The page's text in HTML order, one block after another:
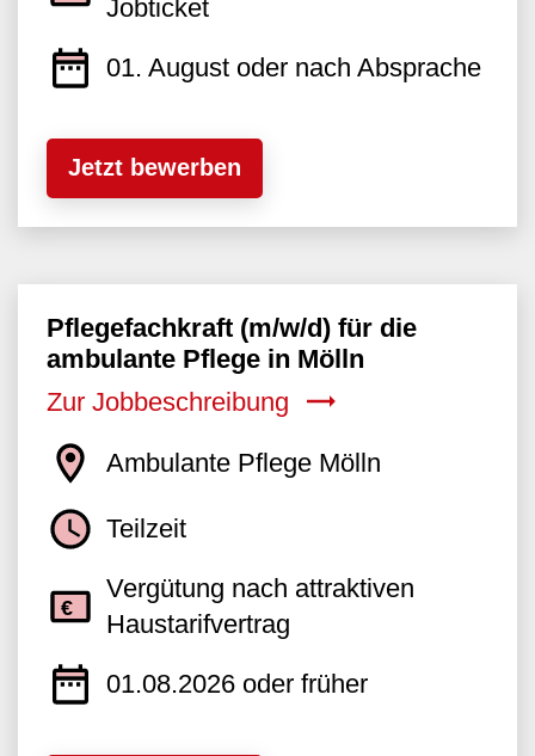
Jobticket
01. August oder nach Absprache
Jetzt bewerben
Pflegefachkraft (m/w/d) für die
ambulante Pflege in Mölln
Zur Jobbeschreibung
Ambulante Pflege Mölln
Teilzeit
Vergütung nach attraktiven
Haustarifvertrag
01.08.2026 oder früher